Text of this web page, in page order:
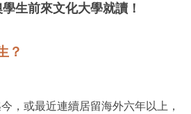
生前來文化大學就讀！
？
，或最近連續居留海外六年以上，